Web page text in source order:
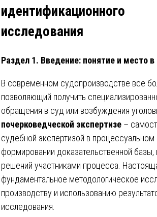
идентификационного
исследования
Раздел 1. Введение: понятие и место
В современном судопроизводстве все
позволяющий получить
обращения в суд или возбуждения
почерковедческой экспертизе –
судебной экспертизой в
формировании доказательственной базы,
решений участниками процесса.
фундаментальное методологическое
производству и использованию
исследования.